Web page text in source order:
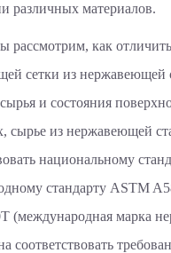
различных материалов.
рассмотрим, как
сетки из нержавеющей
и состояния
сырье из нержавеющей
национальному
стандарту ASTM
(международная марка
соответствовать